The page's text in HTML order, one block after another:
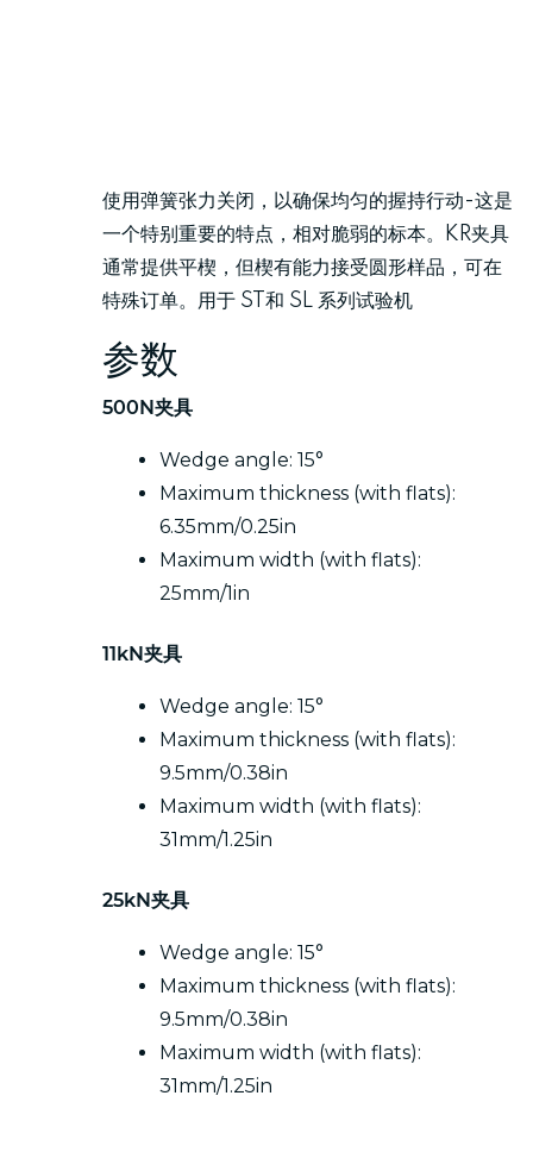
使用弹簧张力关闭，以确保均匀的握持行动-这是
一个特别重要的特点，相对脆弱的标本。KR夹具
通常提供平楔，但楔有能力接受圆形样品，可在
特殊订单。用于 ST和 SL 系列试验机
参数
500N夹具
Wedge angle: 15°
Maximum thickness (with flats):
6.35mm/0.25in
Maximum width (with flats):
25mm/1in
11kN夹具
Wedge angle: 15°
Maximum thickness (with flats):
9.5mm/0.38in
Maximum width (with flats):
31mm/1.25in
25kN夹具
Wedge angle: 15°
Maximum thickness (with flats):
9.5mm/0.38in
Maximum width (with flats):
31mm/1.25in